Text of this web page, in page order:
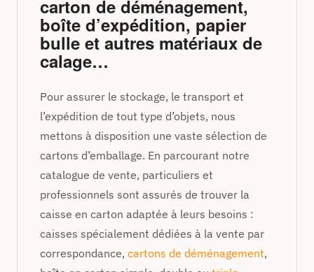
carton de déménagement,
boîte d’expédition, papier
bulle et autres matériaux de
calage…
Pour assurer le stockage, le transport et
l’expédition de tout type d’objets, nous
mettons à disposition une vaste sélection de
cartons d’emballage. En parcourant notre
catalogue de vente, particuliers et
professionnels sont assurés de trouver la
caisse en carton adaptée à leurs besoins :
caisses spécialement dédiées à la vente par
correspondance, cartons de déménagement,